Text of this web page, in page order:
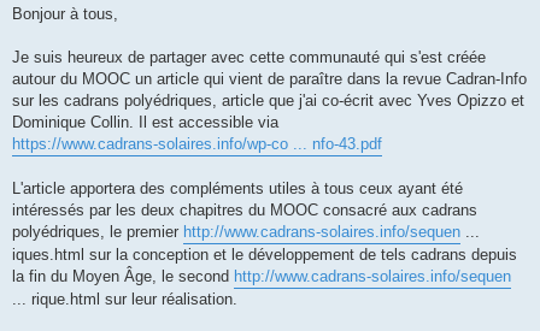
s
g
Bonjour à tous,
Je suis heureux de partager avec cette communauté qui s'est créée
autour du MOOC un article qui vient de paraître dans la revue Cadran-Info
sur les cadrans polyédriques, article que j'ai co-écrit avec Yves Opizzo et
Dominique Collin. Il est accessible via
https://www.cadrans-solaires.info/wp-co ... nfo-43.pdf
L'article apportera des compléments utiles à tous ceux ayant été
intéressés par les deux chapitres du MOOC consacré aux cadrans
polyédriques, le premier http://www.cadrans-solaires.info/sequen ...
iques.html sur la conception et le développement de tels cadrans depuis
la fin du Moyen Âge, le second http://www.cadrans-solaires.info/sequen
... rique.html sur leur réalisation.